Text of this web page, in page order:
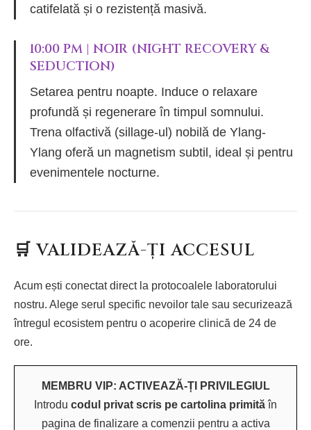
catifelată și o rezistență masivă.
10:00 PM | NOIR (NIGHT RECOVERY &
SEDUCTION)
Setarea pentru noapte. Induce o relaxare
profundă și regenerare în timpul somnului.
Trena olfactivă (sillage-ul) nobilă de Ylang-
Ylang oferă un magnetism subtil, ideal și pentru
evenimentele nocturne.
🛒 VALIDEAZĂ-ȚI ACCESUL
Acum ești conectat direct la protocoalele laboratorului
nostru. Alege serul specific nevoilor tale sau securizează
întregul ecosistem pentru o acoperire clinică de 24 de
ore.
MEMBRU VIP: ACTIVEAZĂ-ȚI PRIVILEGIUL
Introdu codul privat scris pe cartolina primităîn
pagina de finalizare a comenzii pentru a activa